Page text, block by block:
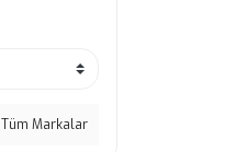
Tüm Markalar